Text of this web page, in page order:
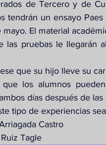
de Tercero y de
tendrán un ensayo
mayo. El material
las pruebas le llegarán
que su hijo lleve su
que los alumnos
días después de las
tipo de experiencias
Castro
Tagle